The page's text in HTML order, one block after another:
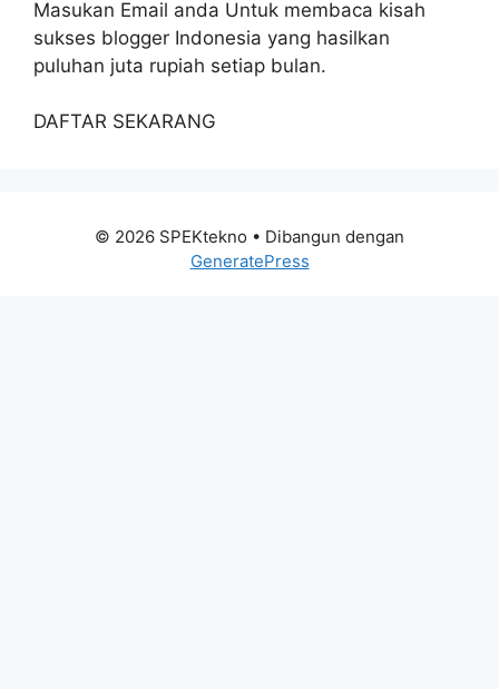
Masukan Email anda Untuk membaca kisah
sukses blogger Indonesia yang hasilkan
puluhan juta rupiah setiap bulan.
DAFTAR SEKARANG
© 2026 SPEKtekno • Dibangun dengan
GeneratePress